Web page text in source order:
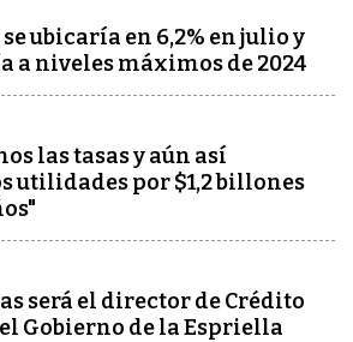
ubicaría en 6,2% en julio y
a niveles máximos de 2024
las tasas y aún así
utilidades por $1,2 billones
será el director de Crédito
Gobierno de la Espriella